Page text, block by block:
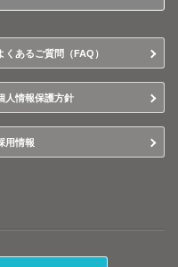
くあるご質問（FAQ）
人情報保護方針
用情報